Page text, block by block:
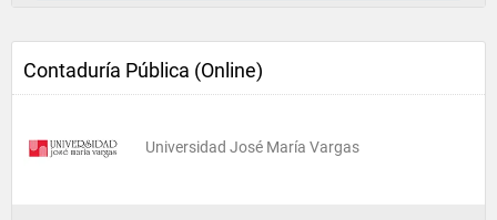
Contaduría Pública (Online)
Universidad José María Vargas